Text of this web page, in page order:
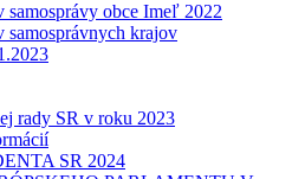
obce Imeľ 2022
krajov
rady SR v roku 2023
SR 2024